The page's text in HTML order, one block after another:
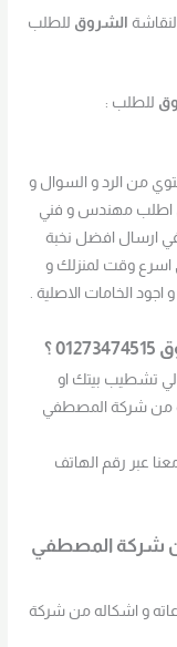
الشروق للطلب
للطلب :
من الرد و السوال و
اطلب مهندس و فني
المصطفي ارسال افضل نخبة
اسرع وقت لمنزلك و
الخامات الاصلية .
؟
تشطيب بيتك او
من شركة المصطفي
عبر رقم الهاتف
الشروق 01273474515 من شركة المصطفي
و اشكاله من شركة